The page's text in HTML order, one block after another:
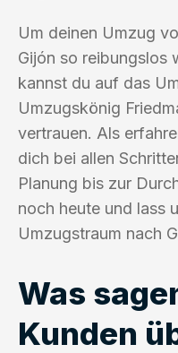
Um deinen Umzug
Gijón so reibungslos
kannst du auf das
Umzugskönig
vertrauen. Als
dich bei allen
Planung bis zur
noch heute und lass
Umzugstraum nach
Was
Kunden